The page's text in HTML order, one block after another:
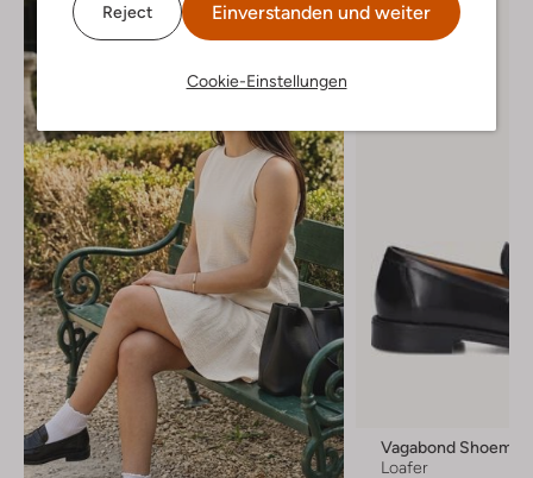
Reject Einverstanden und weiter
Cookie-Einstellungen
Vagabond
Loafer